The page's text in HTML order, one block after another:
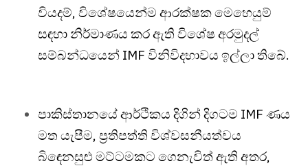
වියදම්, විශේෂයෙන්ම ආරක්ෂක මෙහෙයුම්
සඳහා නිර්මාණය කර ඇති විශේෂ අරමුදල්
සම්බන්ධයෙන් IMF විනිවිදභාවය ඉල්ලා තිබේ.
පාකිස්තානයේ ආර්ථිකය දිගින් දිගටම IMF ණය
මත යැපීම, ප්‍රතිපත්ති විශ්වසනීයත්වය
බිඳෙනසුළු මට්ටමකට ගෙනැවිත් ඇති අතර,